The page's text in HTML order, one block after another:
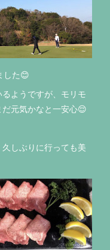
した😊
ようですが、モリモ
元気かなと一安心😌
しぶりに行っても美